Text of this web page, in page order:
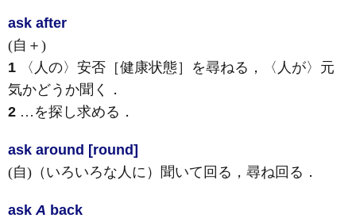
ask after
(自＋)
1 〈人の〉安否［健康状態］を尋ねる，〈人が〉元
気かどうか聞く
．
2 …を探し求める ．
ask around [round]
(自) （いろいろな人に）聞いて回る，尋ね回る ．
askA back